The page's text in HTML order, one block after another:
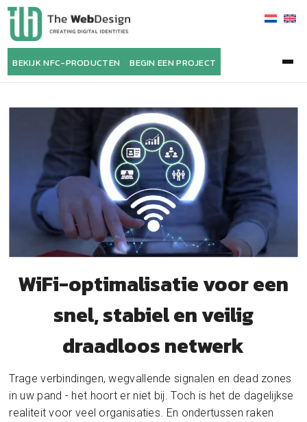
BEKIJK NFC-PRODUCTEN BEGIN EEN PROJECT
WiFi-optimalisatie voor een
snel, stabiel en veilig
draadloos netwerk
Trage verbindingen, wegvallende signalen en dead zones
in uw pand - het hoort er niet bij. Toch is het de dagelijkse
realiteit voor veel organisaties. En ondertussen raken